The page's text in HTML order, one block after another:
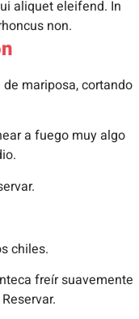
aliquet eleifend. In
non.
mariposa, cortando
a fuego muy algo
chiles.
freír suavemente